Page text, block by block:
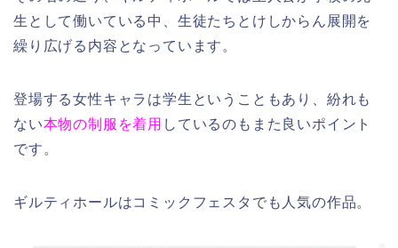
生として働いている中、生徒たちとけしからん展開を
繰り広げる内容となっています。
登場する女性キャラは学生ということもあり、紛れも
ない本物の制服を着用 しているのもまた良いポイント
です。
ギルティホールはコミックフェスタでも人気の作品。